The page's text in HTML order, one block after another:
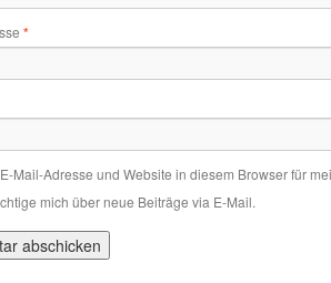
*
Mail-Adresse und Website in diesem Browser für
mich über neue Beiträge via E-Mail.